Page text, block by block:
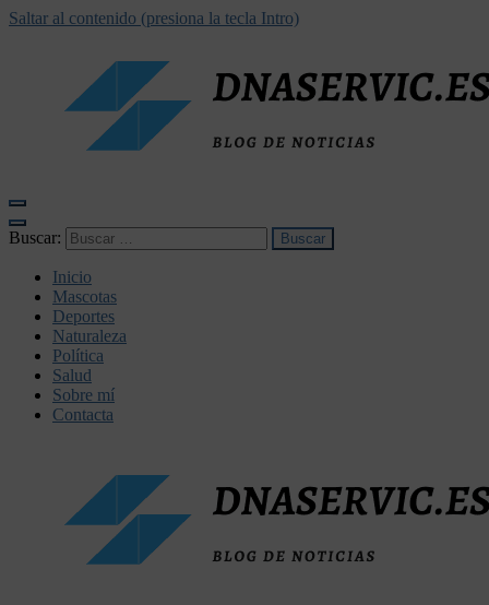
Saltar al contenido (presiona la tecla Intro)
Buscar:
Inicio
Mascotas
Deportes
Naturaleza
Política
Salud
Sobre mí
Contacta